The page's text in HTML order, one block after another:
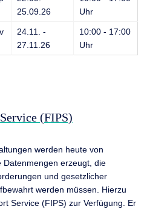
25.09.26
Uhr
24.11. -
27.11.26
10:00 - 17:00
Uhr
(FIPS)
werden heute von
erzeugt, die
und gesetzlicher
werden müssen. Hierzu
Service (FIPS) zur Verfügung. Er